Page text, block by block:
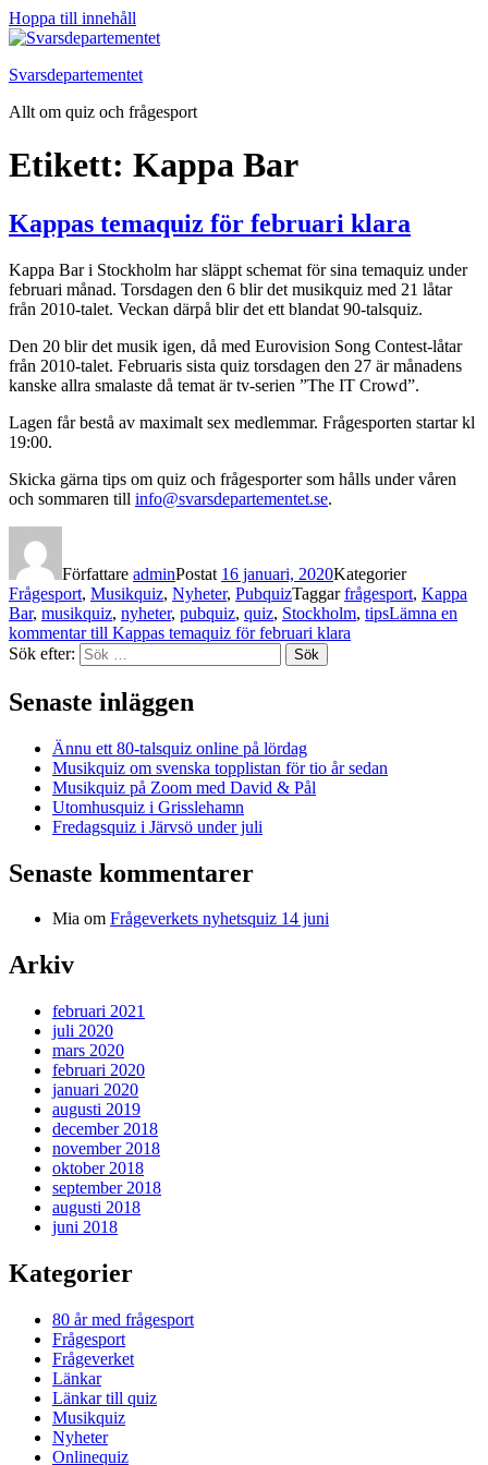
Hoppa till innehåll
Svarsdepartementet
Allt om quiz och frågesport
Etikett: Kappa Bar
Kappas temaquiz för februari klara
Kappa Bar i Stockholm har släppt schemat för sina temaquiz under
februari månad. Torsdagen den 6 blir det musikquiz med 21 låtar
från 2010-talet. Veckan därpå blir det ett blandat 90-talsquiz.
Den 20 blir det musik igen, då med Eurovision Song Contest-låtar
från 2010-talet. Februaris sista quiz torsdagen den 27 är månadens
kanske allra smalaste då temat är tv-serien ”The IT Crowd”.
Lagen får bestå av maximalt sex medlemmar. Frågesporten startar kl
19:00.
Skicka gärna tips om quiz och frågesporter som hålls under våren
och sommaren till info@svarsdepartementet.se.
Författare adminPostat 16 januari, 2020Kategorier
Frågesport, Musikquiz, Nyheter, PubquizTaggarfrågesport, Kappa
Bar, musikquiz, nyheter, pubquiz, quiz, Stockholm, tipsLämna en
kommentartill Kappas temaquiz för februari klara
Sök efter:
Sök
Senaste inläggen
Ännu ett 80-talsquiz online på lördag
Musikquiz om svenska topplistan för tio år sedan
Musikquiz på Zoom med David & Pål
Utomhusquiz i Grisslehamn
Fredagsquiz i Järvsö under juli
Senaste kommentarer
Mia om Frågeverkets nyhetsquiz 14 juni
Arkiv
februari 2021
juli 2020
mars 2020
februari 2020
januari 2020
augusti 2019
december 2018
november 2018
oktober 2018
september 2018
augusti 2018
juni 2018
Kategorier
80 år med frågesport
Frågesport
Frågeverket
Länkar
Länkar till quiz
Musikquiz
Nyheter
Onlinequiz